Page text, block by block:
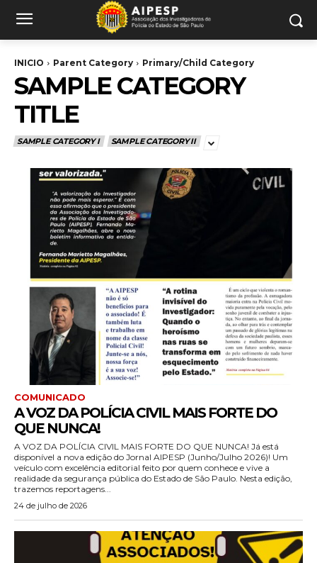
INICIO Parent Category Primary/Child Category
SAMPLE CATEGORY
TITLE
SAMPLE CATEGORY I SAMPLE CATEGORY II
COMUNICADO
A VOZ DA POLÍCIA CIVIL MAIS FORTE DO
QUE NUNCA!
A VOZ DA POLÍCIA CIVIL MAIS FORTE DO QUE NUNCA! Já está
disponível a nova edição do Jornal AIPESP (Junho/Julho 2026)! Um
veículo com excelência editorial feito por quem conhece e vive a
realidade da segurança pública do Estado de São Paulo. Nesta edição,
trazemos reportagens...
24 de julho de 2026